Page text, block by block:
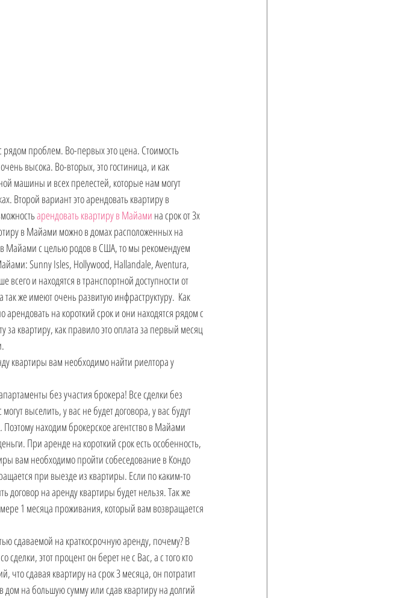
рядом проблем. Во-первых это цена. Стоимость
высока. Во-вторых, это гостиница, и как
машины и всех прелестей, которые нам могут
Второй вариант это арендовать квартиру в
арендовать квартиру в Майами на срок от 3х
в Майами можно в домах расположенных на
Майами с целью родов в США, то мы рекомендуем
Sunny Isles, Hollywood, Hallandale, Aventura,
и находятся в транспортной доступности от
же имеют очень развитую инфраструктуру.  Как
на короткий срок и они находятся рядом с
квартиру, как правило это оплата за первый месяц
квартиры вам необходимо найти риелтора у
без участия брокера! Все сделки без
выселить, у вас не будет договора, у вас будут
находим брокерское агентство в Майами
При аренде на короткий срок есть особенность,
вам необходимо пройти собеседование в Кондо
при выезде из квартиры. Если по каким-то
договор на аренду квартиры будет нельзя. Так же
1 месяца проживания, который вам возвращается
сдаваемой на краткосрочную аренду, почему? В
этот процент он берет не с Вас, а с того кто
что сдавая квартиру на срок 3 месяца, он потратит
на большую сумму или сдав квартиру на долгий